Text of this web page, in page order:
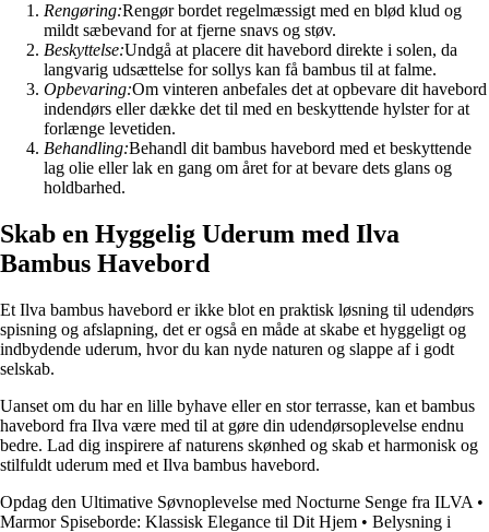
Rengøring:Rengør bordet regelmæssigt med en blød klud og
mildt sæbevand for at fjerne snavs og støv.
Beskyttelse:Undgå at placere dit havebord direkte i solen, da
langvarig udsættelse for sollys kan få bambus til at falme.
Opbevaring:Om vinteren anbefales det at opbevare dit havebord
indendørs eller dække det til med en beskyttende hylster for at
forlænge levetiden.
Behandling:Behandl dit bambus havebord med et beskyttende
lag olie eller lak en gang om året for at bevare dets glans og
holdbarhed.
Skab en Hyggelig Uderum med Ilva
Bambus Havebord
Et Ilva bambus havebord er ikke blot en praktisk løsning til udendørs
spisning og afslapning, det er også en måde at skabe et hyggeligt og
indbydende uderum, hvor du kan nyde naturen og slappe af i godt
selskab.
Uanset om du har en lille byhave eller en stor terrasse, kan et bambus
havebord fra Ilva være med til at gøre din udendørsoplevelse endnu
bedre. Lad dig inspirere af naturens skønhed og skab et harmonisk og
stilfuldt uderum med et Ilva bambus havebord.
Opdag den Ultimative Søvnoplevelse med Nocturne Senge fra ILVA •
Marmor Spiseborde: Klassisk Elegance til Dit Hjem • Belysning i